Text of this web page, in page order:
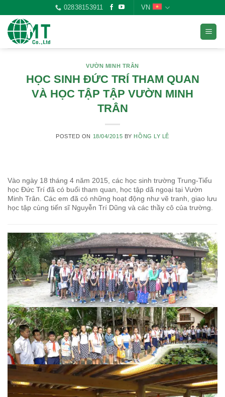
content
02838153911 VN
VƯỜN MINH TRÂN
HỌC SINH ĐỨC TRÍ THAM QUAN
VÀ HỌC TẬP TẬP VƯỜN MINH
TRÂN
POSTED ON 18/04/2015 BY HỒNG LY LÊ
Vào ngày 18 tháng 4 năm 2015, các học sinh trường Trung-Tiểu
học Đức Trí đã có buổi tham quan, học tập dã ngoại tại Vườn
Minh Trân. Các em đã có những hoạt động như vẽ tranh, giao lưu
học tập cùng tiến sĩ Nguyễn Trí Dũng và các thầy cô của trường.